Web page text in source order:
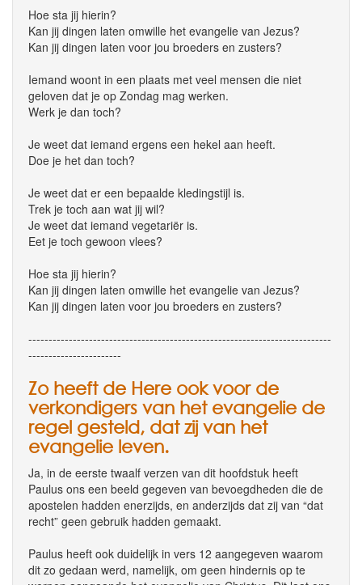
Hoe sta jij hierin?
Kan jij dingen laten omwille het evangelie van Jezus?
Kan jij dingen laten voor jou broeders en zusters?
Iemand woont in een plaats met veel mensen die niet
geloven dat je op Zondag mag werken.
Werk je dan toch?
Je weet dat iemand ergens een hekel aan heeft.
Doe je het dan toch?
Je weet dat er een bepaalde kledingstijl is.
Trek je toch aan wat jij wil?
Je weet dat iemand vegetariër is.
Eet je toch gewoon vlees?
Hoe sta jij hierin?
Kan jij dingen laten omwille het evangelie van Jezus?
Kan jij dingen laten voor jou broeders en zusters?
---------------------------------------------------------------------------
-----------------------
Zo heeft de Here ook voor de
verkondigers van het evangelie de
regel gesteld, dat zij van het
evangelie leven.
Ja, in de eerste twaalf verzen van dit hoofdstuk heeft
Paulus ons een beeld gegeven van bevoegdheden die de
apostelen hadden enerzijds, en anderzijds dat zij van “dat
recht” geen gebruik hadden gemaakt.
Paulus heeft ook duidelijk in vers 12 aangegeven waarom
dit zo gedaan werd, namelijk, om geen hindernis op te